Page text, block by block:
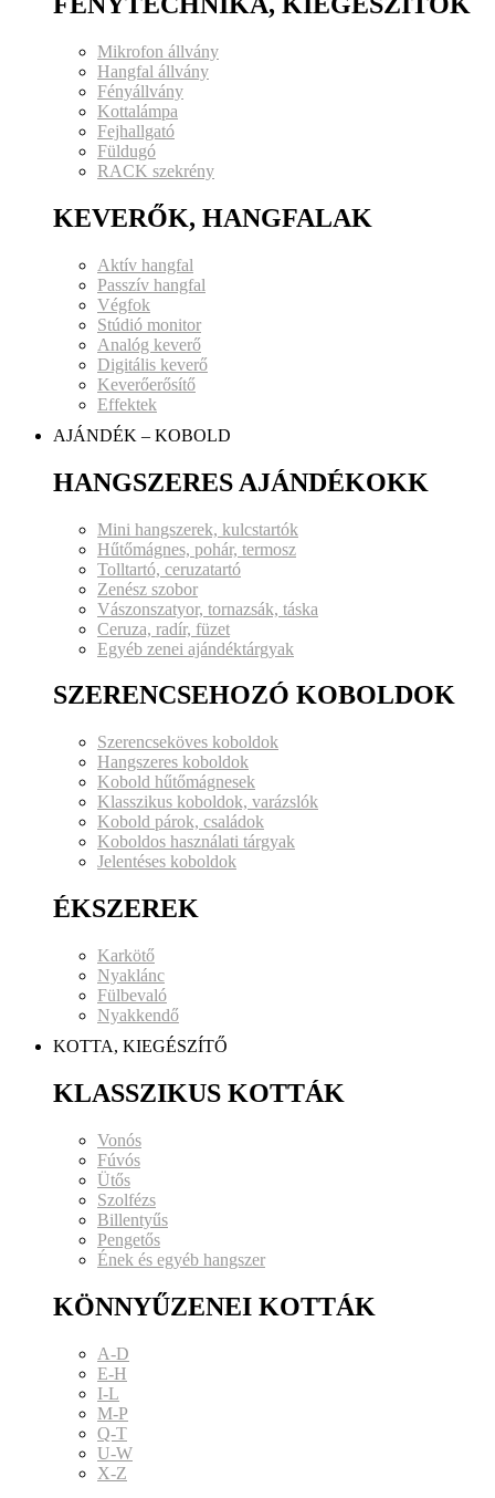
Mikrofon állvány
Hangfal állvány
Fényállvány
Kottalámpa
Fejhallgató
Füldugó
RACK szekrény
KEVERŐK, HANGFALAK
Aktív hangfal
Passzív hangfal
Végfok
Stúdió monitor
Analóg keverő
Digitális keverő
Keverőerősítő
Effektek
AJÁNDÉK – KOBOLD
HANGSZERES AJÁNDÉKOKK
Mini hangszerek, kulcstartók
Hűtőmágnes, pohár, termosz
Tolltartó, ceruzatartó
Zenész szobor
Vászonszatyor, tornazsák, táska
Ceruza, radír, füzet
Egyéb zenei ajándéktárgyak
SZERENCSEHOZÓ KOBOLDOK
Szerencseköves koboldok
Hangszeres koboldok
Kobold hűtőmágnesek
Klasszikus koboldok, varázslók
Kobold párok, családok
Koboldos használati tárgyak
Jelentéses koboldok
ÉKSZEREK
Karkötő
Nyaklánc
Fülbevaló
Nyakkendő
KOTTA, KIEGÉSZÍTŐ
KLASSZIKUS KOTTÁK
Vonós
Fúvós
Ütős
Szolfézs
Billentyűs
Pengetős
Ének és egyéb hangszer
KÖNNYŰZENEI KOTTÁK
A-D
E-H
I-L
M-P
Q-T
U-W
X-Z